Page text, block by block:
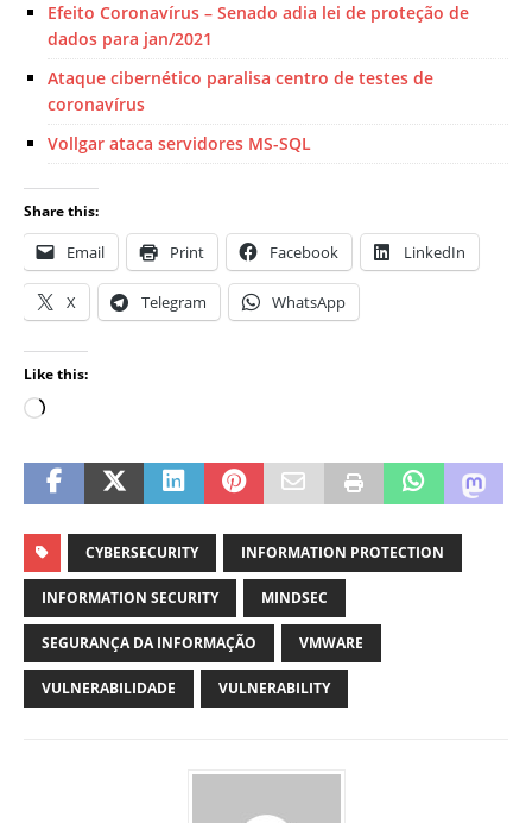
Efeito Coronavírus – Senado adia lei de proteção de
dados para jan/2021
Ataque cibernético paralisa centro de testes de
coronavírus
Vollgar ataca servidores MS-SQL
Share this:
Email Print Facebook LinkedIn
X Telegram WhatsApp
Like this:
CYBERSECURITY INFORMATION PROTECTION
INFORMATION SECURITY MINDSEC
SEGURANÇA DA INFORMAÇÃO VMWARE
VULNERABILIDADE VULNERABILITY